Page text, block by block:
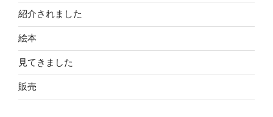
紹介されました
絵本
見てきました
販売